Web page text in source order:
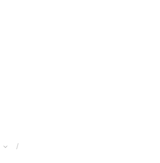
/